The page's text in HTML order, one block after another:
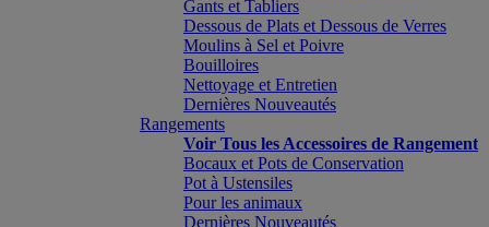
Gants et Tabliers
Dessous de Plats et Dessous de Verres
Moulins à Sel et Poivre
Bouilloires
Nettoyage et Entretien
Dernières Nouveautés
Rangements
Voir Tous les Accessoires de Rangement
Bocaux et Pots de Conservation
Pot à Ustensiles
Pour les animaux
Dernières Nouveautés